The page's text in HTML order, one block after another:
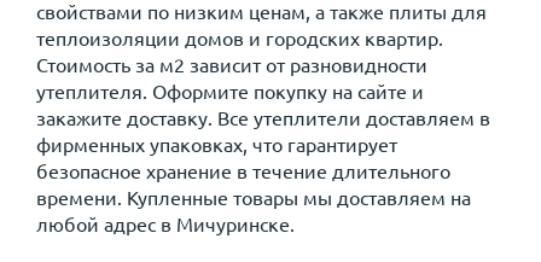
свойствами по низким ценам, а также плиты для
теплоизоляции домов и городских квартир.
Стоимость за м2 зависит от разновидности
утеплителя. Оформите покупку на сайте и
закажите доставку. Все утеплители доставляем в
фирменных упаковках, что гарантирует
безопасное хранение в течение длительного
времени. Купленные товары мы доставляем на
любой адрес в Мичуринске.